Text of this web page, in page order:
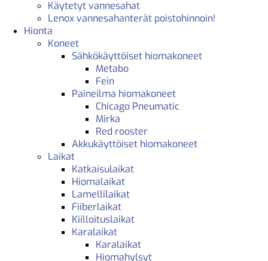
Käytetyt vannesahat
Lenox vannesahanterät poistohinnoin!
Hionta
Koneet
Sähkökäyttöiset hiomakoneet
Metabo
Fein
Paineilma hiomakoneet
Chicago Pneumatic
Mirka
Red rooster
Akkukäyttöiset hiomakoneet
Laikat
Katkaisulaikat
Hiomalaikat
Lamellilaikat
Fiiberlaikat
Kiilloituslaikat
Karalaikat
Karalaikat
Hiomahylsyt